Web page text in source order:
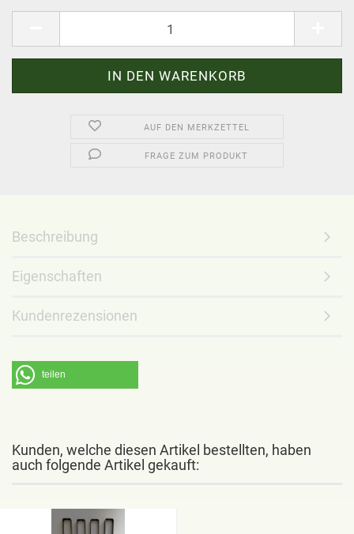
AUF DEN MERKZETTEL
FRAGE ZUM PRODUKT
Beschreibung
Eigenschaften
Kundenrezensionen
teilen
Kunden, welche diesen Artikel bestellten, haben
auch folgende Artikel gekauft: